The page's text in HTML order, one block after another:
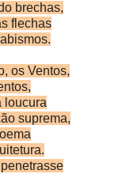
brechas,
flechas
os Ventos,
loucura
suprema,